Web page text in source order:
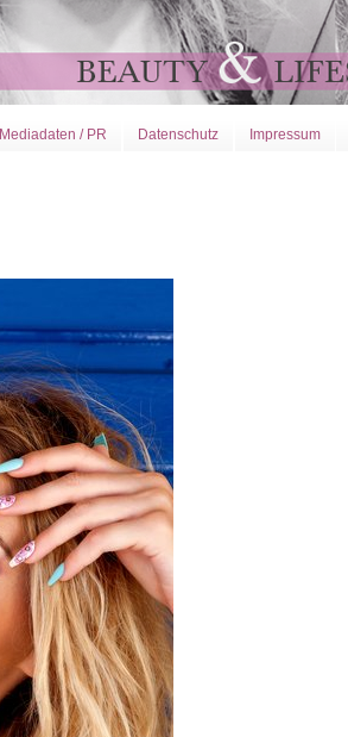
Mediadaten / PR Datenschutz Impressum